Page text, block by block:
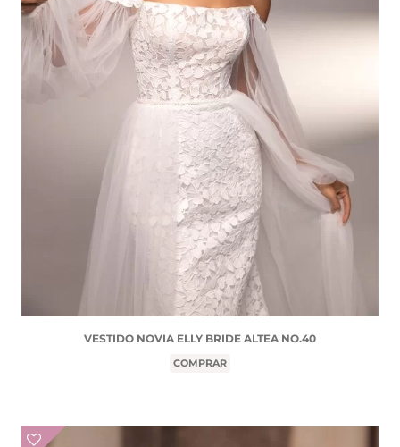
VESTIDO NOVIA ELLY BRIDE ALTEA NO.40
COMPRAR